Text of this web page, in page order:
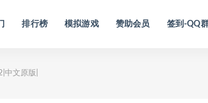
排行榜 模拟游戏 赞助会员 签到-QQ
中文原版|